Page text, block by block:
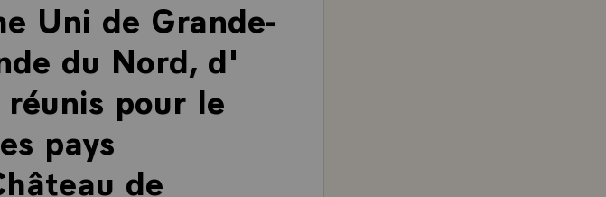
Uni de Grande-
du Nord, d'
pour le
pays
de